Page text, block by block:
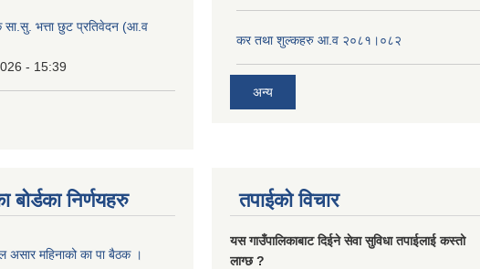
सा.सु. भत्ता छुट प्रतिवेदन (आ.व
- 15:39
कर तथा शुल्कहरु आ.व २०८१।०८२
अन्य
बोर्डका निर्णयहरु
असार महिनाको का पा बैठक ।
तपाईको विचार
यस गाउँपालिकाबाट दिईने सेवा सुविधा तपाईलाई कस्तो
लाग्छ ?